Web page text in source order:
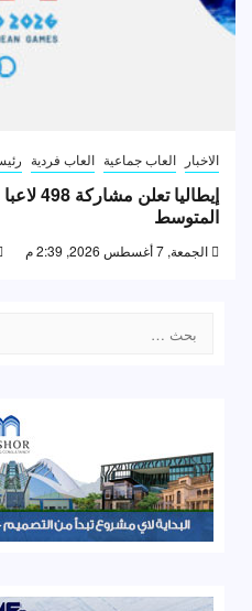
الاخبار العاب جماعية العاب فردية
إيطاليا
المتوسط
الجمعة, 7 أغسطس 2026, 2:39 م
عن: